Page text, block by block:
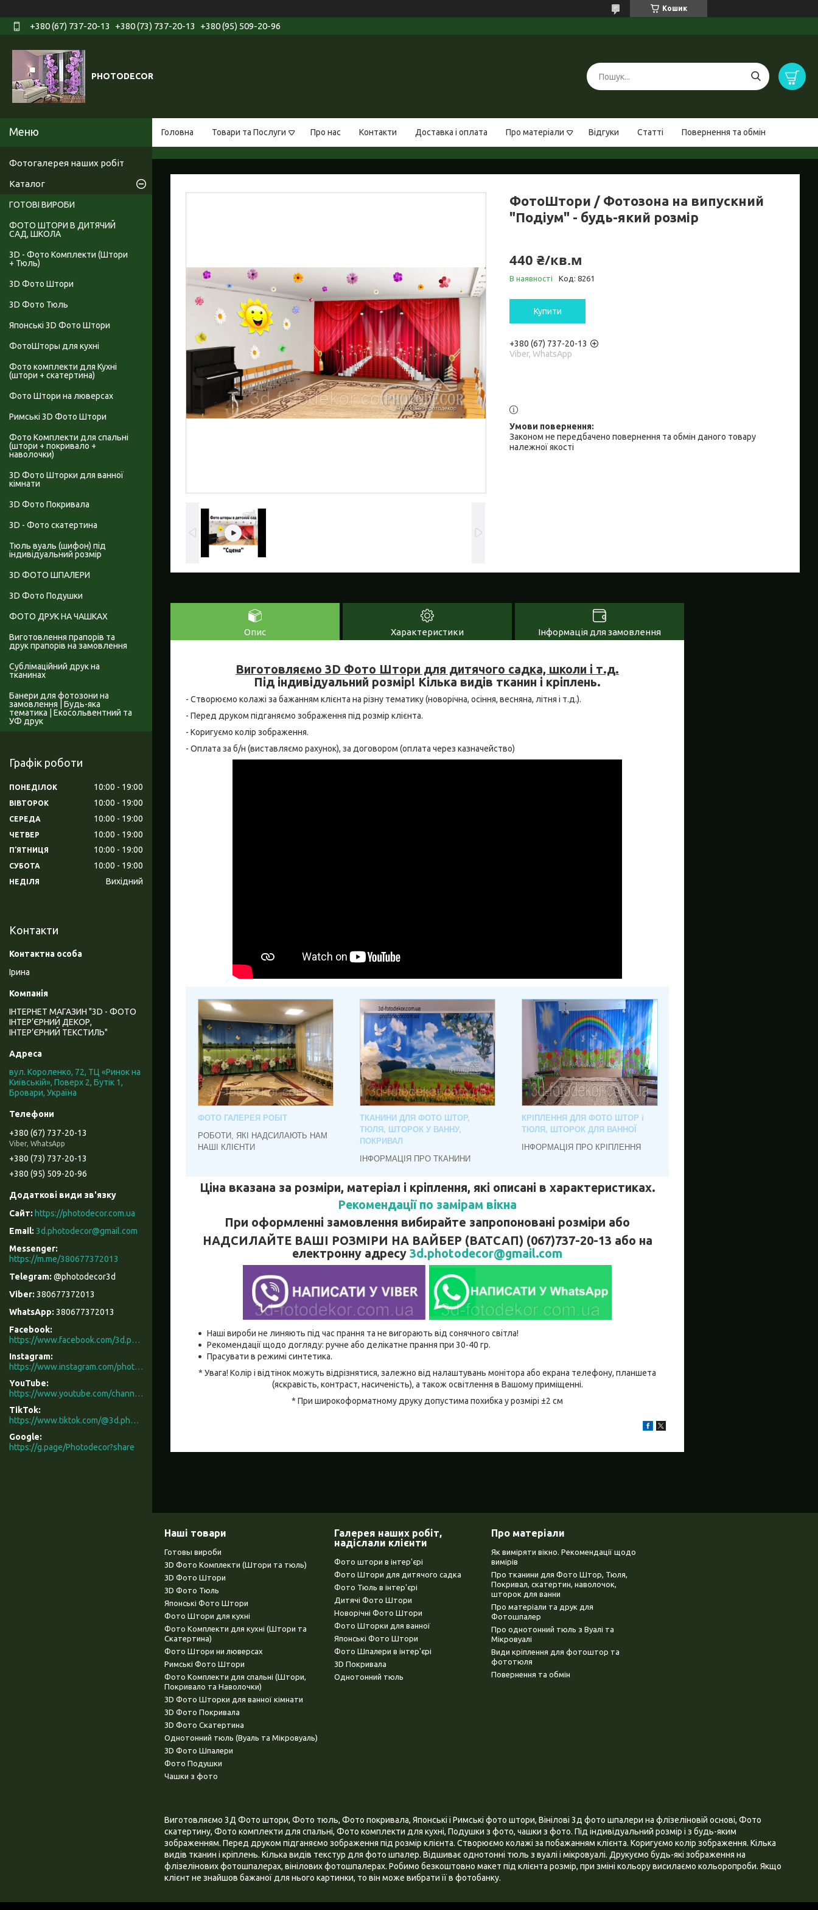
Кошик
+380 (67) 737-20-13 +380 (73) 737-20-13 +380 (95) 509-20-96
PHOTODECOR
Головна Товари та Послуги Про нас Контакти Доставка і оплата Про матеріали Відгуки Статті Повернення та обмін
ФотоШтори / Фотозона на випускний
"Подіум" - будь-який розмір
440 ₴/кв.м
В наявності Код: 8261
Купити
+380 (67) 737-20-13
Viber, WhatsApp
Законом не передбачено повернення та обмін даного товару
належної якості
Опис Характеристики Інформація для замовлення
Виготовляємо 3D Фото Штори для дитячого садка, школи і т.д.
Під індивідуальний розмір! Кілька видів тканин і кріплень.
- Створюємо колажі за бажанням клієнта на різну тематику (новорічна, осіння, весняна, літня і т.д.).
- Перед друком підганяємо зображення під розмір клієнта.
- Коригуємо колір зображення.
- Оплата за б/н (виставляємо рахунок), за договором (оплата через казначейство)
ФОТО ГАЛЕРЕЯ РОБІТ
РОБОТИ, ЯКІ НАДСИЛАЮТЬ НАМ
НАШІ КЛІЄНТИ
ТКАНИНИ ДЛЯ ФОТО ШТОР,
ТЮЛЯ, ШТОРОК У ВАННУ,
ПОКРИВАЛ
ІНФОРМАЦІЯ ПРО ТКАНИНИ
КРІПЛЕННЯ ДЛЯ ФОТО ШТОР і
ТЮЛЯ, ШТОРОК ДЛЯ ВАННОЇ
ІНФОРМАЦІЯ ПРО КРІПЛЕННЯ
Ціна вказана за розміри, матеріал і кріплення, які описані в характеристиках.
Рекомендації по замірам вікна
При оформленні замовлення вибирайте запропоновані розміри або
НАДСИЛАЙТЕ ВАШІ РОЗМІРИ НА ВАЙБЕР (ВАТСАП) (067)737-20-13 або на
електронну адресу 3d.photodecor@gmail.com
Наші вироби не линяють під час прання та не вигорають від сонячного світла!
Рекомендації щодо догляду: ручне або делікатне прання при 30-40 гр.
Прасувати в режимі синтетика.
* Увага! Колір і відтінок можуть відрізнятися, залежно від налаштувань монітора або екрана телефону, планшета
(яскравість, контраст, насиченість), а також освітлення в Вашому приміщенні.
* При широкоформатному друку допустима похибка у розмірі ±2 см
Фотогалерея наших робіт
Каталог
ГОТОВІ ВИРОБИ
ФОТО ШТОРИ В ДИТЯЧИЙ
САД, ШКОЛА
3D - Фото Комплекти (Штори
+ Тюль)
3D Фото Штори
3D Фото Тюль
Японські 3D Фото Штори
ФотоШторы для кухні
Фото комплекти для Кухні
(штори + скатертина)
Фото Штори на люверсах
Римські 3D Фото Штори
Фото Комплекти для спальні
(штори + покривало +
наволочки)
3D Фото Шторки для ванної
кімнати
3D Фото Покривала
3D - Фото скатертина
Тюль вуаль (шифон) під
індивідуальний розмір
3D ФОТО ШПАЛЕРИ
3D Фото Подушки
ФОТО ДРУК НА ЧАШКАХ
Виготовлення прапорів та
друк прапорів на замовлення
Сублімаційний друк на
тканинах
Банери для фотозони на
замовлення | Будь-яка
тематика | Екосольвентний та
УФ друк
Графік роботи
ПОНЕДІЛОК 10:00 19:00
ВІВТОРОК 10:00 19:00
СЕРЕДА 10:00 19:00
ЧЕТВЕР 10:00 19:00
ПʼЯТНИЦЯ 10:00 19:00
СУБОТА 10:00 19:00
НЕДІЛЯ Вихідний
Контакти
Ірина
ІНТЕРНЕТ МАГАЗИН "3D - ФОТО
ІНТЕР’ЄРНИЙ ДЕКОР,
ІНТЕР’ЄРНИЙ ТЕКСТИЛЬ"
вул. Короленко, 72, ТЦ «Ринок на
Київській», Поверх 2, Бутік 1,
Бровари, Україна
+380 (67) 737-20-13
Viber, WhatsApp
+380 (73) 737-20-13
+380 (95) 509-20-96
https://photodecor.com.ua
3d.photodecor@gmail.com
https://m.me/380677372013
@photodecor3d
380677372013
380677372013
Facebook
https://www.facebook.com/3d.photodecor/
Instagram
https://www.instagram.com/photodecor.com.ua/
YouTube
https://www.youtube.com/channel/UCXCUerfqRY1Pw7-IptdbqyA/videos
TikTok
https://www.tiktok.com/@3d.photodecor?is_from_webapp=1&sender_device=pc
Google
https://g.page/Photodecor?share
Наші товари
Готовы вироби
3D Фото Комплекти (Штори та тюль)
3D Фото Штори
3D Фото Тюль
Японські Фото Штори
Фото Штори для кухні
Фото Комплекти для кухні (Штори та
Скатертина)
Фото Штори ни люверсах
Римські Фото Штори
Фото Комплекти для спальні (Штори,
Покривало та Наволочки)
3D Фото Шторки для ванної кімнати
3D Фото Покривала
3D Фото Скатертина
Однотонний тюль (Вуаль та Мікровуаль)
3D Фото Шпалери
Фото Подушки
Чашки з фото
Галерея наших робіт,
надіслали клієнти
Фото штори в інтер'єрі
Фото Штори для дитячого садка
Фото Тюль в інтер'єрі
Дитячі Фото Штори
Новорічні Фото Штори
Фото Шторки для ванної
Японські Фото Штори
Фото Шпалери в інтер'єрі
3D Покривала
Однотонний тюль
Про матеріали
Як виміряти вікно. Рекомендації щодо
вимірів
Про тканини для Фото Штор, Тюля,
Покривал, скатертин, наволочок,
шторок для ванни
Про матеріали та друк для
Фотошпалер
Про однотонний тюль з Вуалі та
Мікровуалі
Види кріплення для фотоштор та
фототюля
Повернення та обмін
Виготовляємо 3Д Фото штори, Фото тюль, Фото покривала, Японські і Римські фото штори, Вінілові 3д фото шпалери на флізеліновій основі, Фото
скатертину, Фото комплекти для спальні, Фото комплекти для кухні, Подушки з фото, чашки з фото. Під індивідуальний розмір і з будь-яким
зображенням. Перед друком підганяємо зображення під розмір клієнта. Створюємо колажі за побажанням клієнта. Коригуємо колір зображення. Кілька
видів тканин і кріплень. Кілька видів текстур для фото шпалер. Відшиває однотонні тюль з вуалі і мікровуалі. Друкуємо будь-які зображення на
флізелінових фотошпалерах, вінілових фотошпалерах. Робимо безкоштовно макет під клієнта розмір, при зміні кольору висилаємо кольоропроби. Якщо
клієнт не знайшов бажаної для нього картинки, то він може вибрати її в фотобанку.